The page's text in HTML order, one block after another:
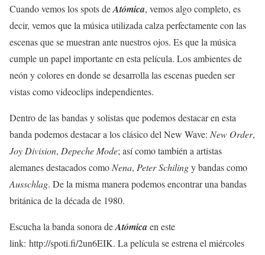
Cuando vemos los spots deAtómica, vemos algo completo, es
decir, vemos que la música utilizada calza perfectamente con las
escenas que se muestran ante nuestros ojos. Es que la música
cumple un papel importante en esta película. Los ambientes de
neón y colores en donde se desarrolla las escenas pueden ser
vistas como videoclips independientes.
Dentro de las bandas y solistas que podemos destacar en esta
banda podemos destacar a los clásico del New Wave: New Order,
Joy Division, Depeche Mode; así como también a artistas
alemanes destacados como Nena, Peter Schilingy bandas como
Ausschlag. De la misma manera podemos encontrar una bandas
británica de la década de 1980.
Escucha la banda sonora deAtómicaen este
link: http://spoti.fi/2un6EIK. La película se estrena el miércoles